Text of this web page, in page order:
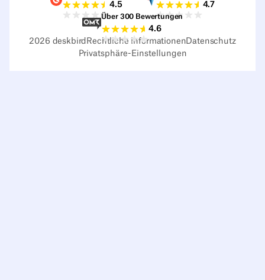
4.5 4.7
Sourceforge-Bewertungen
Über 300 Bewertungen
4.6
2026 deskbird Rechtliche InformationenDatenschutz
Privatsphäre-Einstellungen